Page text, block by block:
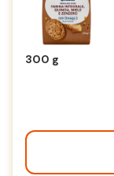
300 g